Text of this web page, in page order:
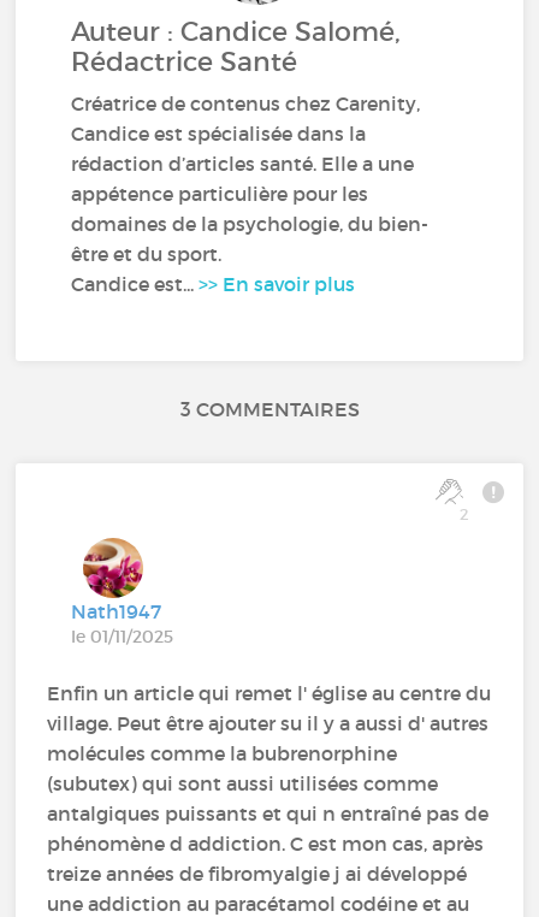
Auteur : Candice Salomé,
Rédactrice Santé
Créatrice de contenus chez Carenity,
Candice est spécialisée dans la
rédaction d’articles santé. Elle a une
appétence particulière pour les
domaines de la psychologie, du bien-
être et du sport.
Candice est...>> En savoir plus
3 COMMENTAIRES
2
Nath1947
le 01/11/2025
Enfin un article qui remet l' église au centre du
village. Peut être ajouter su il y a aussi d' autres
molécules comme la bubrenorphine
(subutex) qui sont aussi utilisées comme
antalgiques puissants et qui n entraîné pas de
phénomène d addiction. C est mon cas, après
treize années de fibromyalgie j ai développé
une addiction au paracétamol codéine et au